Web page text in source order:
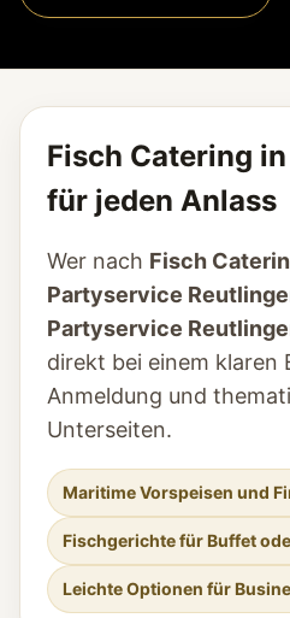
Fisch Catering
für jeden Anlass
Wer nach Fisch
Partyservice
Partyservice
direkt bei einem klaren
Anmeldung und
Unterseiten.
Maritime Vorspeisen und
Fischgerichte für Buffet
Leichte Optionen für